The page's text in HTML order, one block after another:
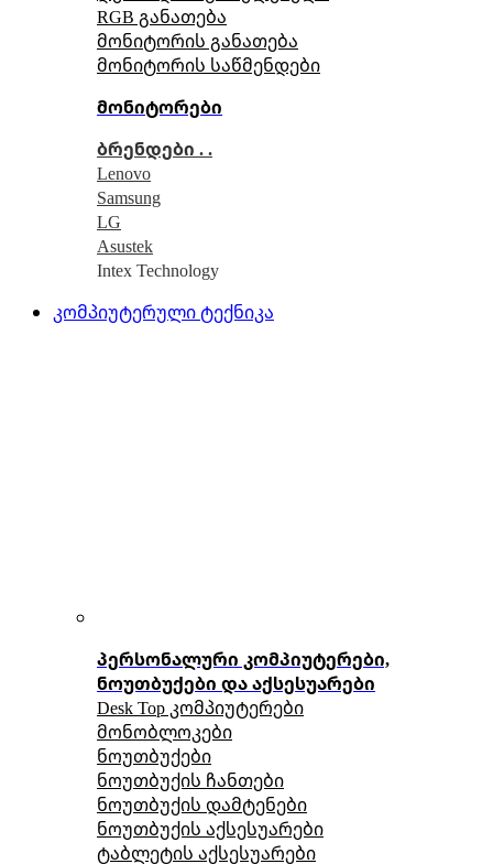
RGB განათება
მონიტორის განათება
მონიტორის საწმენდები
მონიტორები
ბრენდები . .
Lenovo
Samsung
LG
Asustek
Intex Technology
კომპიუტერული ტექნიკა
პერსონალური კომპიუტერები,
ნოუთბუქები და აქსესუარები
Desk Top კომპიუტერები
მონობლოკები
ნოუთბუქები
ნოუთბუქის ჩანთები
ნოუთბუქის დამტენები
ნოუთბუქის აქსესუარები
ტაბლეტის აქსესუარები